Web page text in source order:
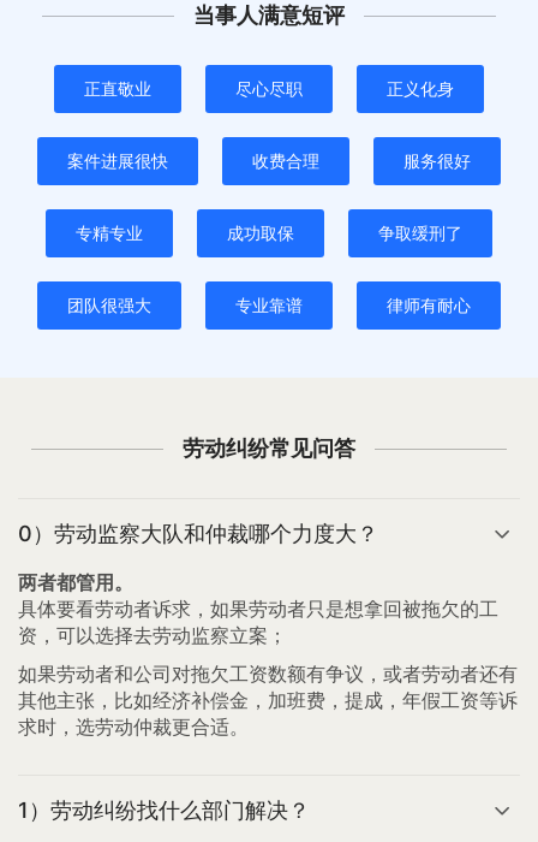
当事人满意短评
正直敬业 尽心尽职 正义化身
案件进展很快 收费合理 服务很好
专精专业 成功取保 争取缓刑了
团队很强大 专业靠谱 律师有耐心
劳动纠纷常见问答
0）劳动监察大队和仲裁哪个力度大？
两者都管用。
具体要看劳动者诉求，如果劳动者只是想拿回被拖欠的工
资，可以选择去劳动监察立案；
如果劳动者和公司对拖欠工资数额有争议，或者劳动者还有
其他主张，比如经济补偿金，加班费，提成，年假工资等诉
求时，选劳动仲裁更合适。
1）劳动纠纷找什么部门解决？